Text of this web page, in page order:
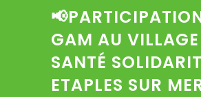
GAM AU VILLAGE
SANTÉ
ETAPLES SUR